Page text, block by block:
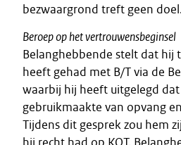
bezwaargrond treft geen
Beroep op het vertrouwensbeginsel
Belanghebbende stelt dat hij
heeft gehad met B/T via de
waarbij hij heeft uitgelegd
gebruikmaakte van opvang
Tijdens dit gesprek zou hem